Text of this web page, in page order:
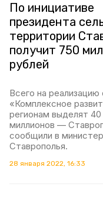
По инициативе
президента
территории
получит 750
рублей
Всего на
«Комплексное
регионам выделят
миллионов —
сообщили в
Ставрополья.
28 января 2022, 16:33